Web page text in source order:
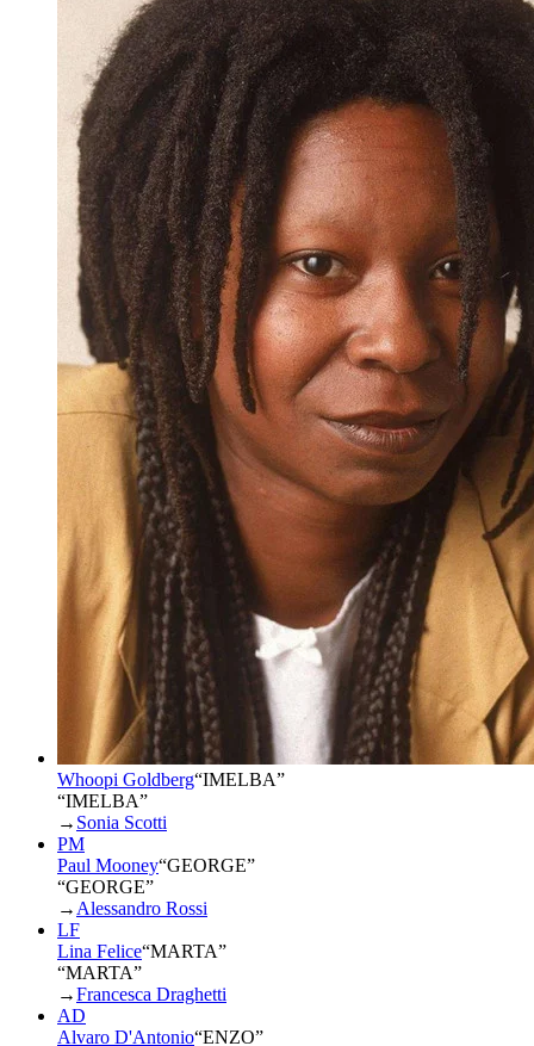
Whoopi Goldberg“IMELBA”
“IMELBA”
→ Sonia Scotti
PM
Paul Mooney“GEORGE”
“GEORGE”
→ Alessandro Rossi
LF
Lina Felice“MARTA”
“MARTA”
→Francesca Draghetti
AD
Alvaro D'Antonio“ENZO”